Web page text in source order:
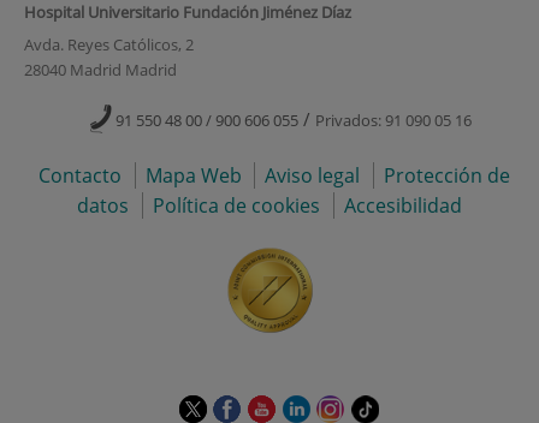
Hospital Universitario Fundación Jiménez Díaz
Avda. Reyes Católicos, 2
28040 Madrid Madrid
91 550 48 00 / 900 606 055 / Privados: 91 090 05 16
Contacto Mapa Web Aviso legal
Protección de
datos
Política de cookies Accesibilidad
EsteEsteEsteEsteEsteEnlace